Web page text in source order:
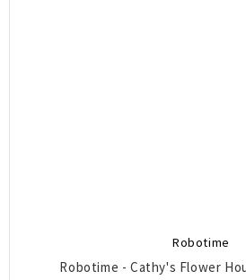
Robotime
Robotime - Cathy's Flower